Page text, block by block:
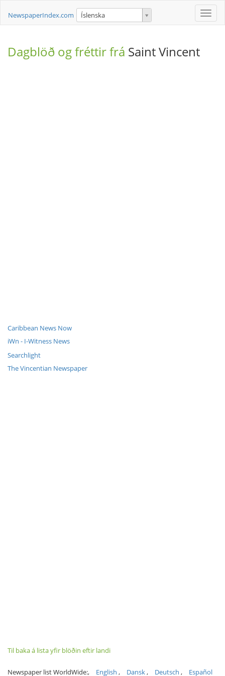
Toggle
NewspaperIndex.com Íslenska
Dagblöð og fréttir frá Saint Vincent
Caribbean News Now
iWn - I-Witness News
Searchlight
The Vincentian Newspaper
Til baka á lista yfir blöðin eftir landi
Newspaper list WorldWide: English Dansk Deutsch Español